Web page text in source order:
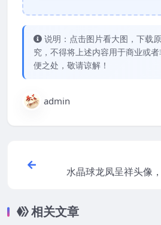
说明：点击图片看大图，下载
究，不得将上述内容用于商业或
便之处，敬请谅解！
admin
水晶球龙凤呈祥头像
相关文章